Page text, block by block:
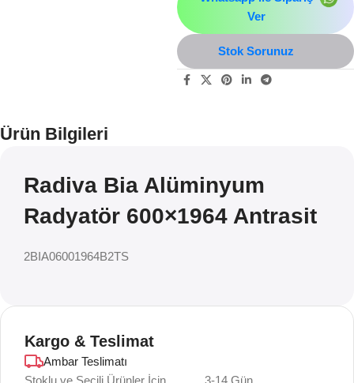
Ver
Stok Sorunuz
Ürün Bilgileri
Radiva Bia Alüminyum
Radyatör 600×1964 Antrasit
2BIA06001964B2TS
Kargo & Teslimat
Ambar Teslimatı
Stoklu ve Seçili Ürünler İçin
3-14 Gün